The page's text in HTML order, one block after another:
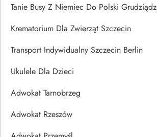
Tanie Busy Z Niemiec Do Polski Grudziądz
Krematorium Dla Zwierząt Szczecin
Transport Indywidualny Szczecin Berlin
Ukulele Dla Dzieci
Adwokat Tarnobrzeg
Adwokat Rzeszów